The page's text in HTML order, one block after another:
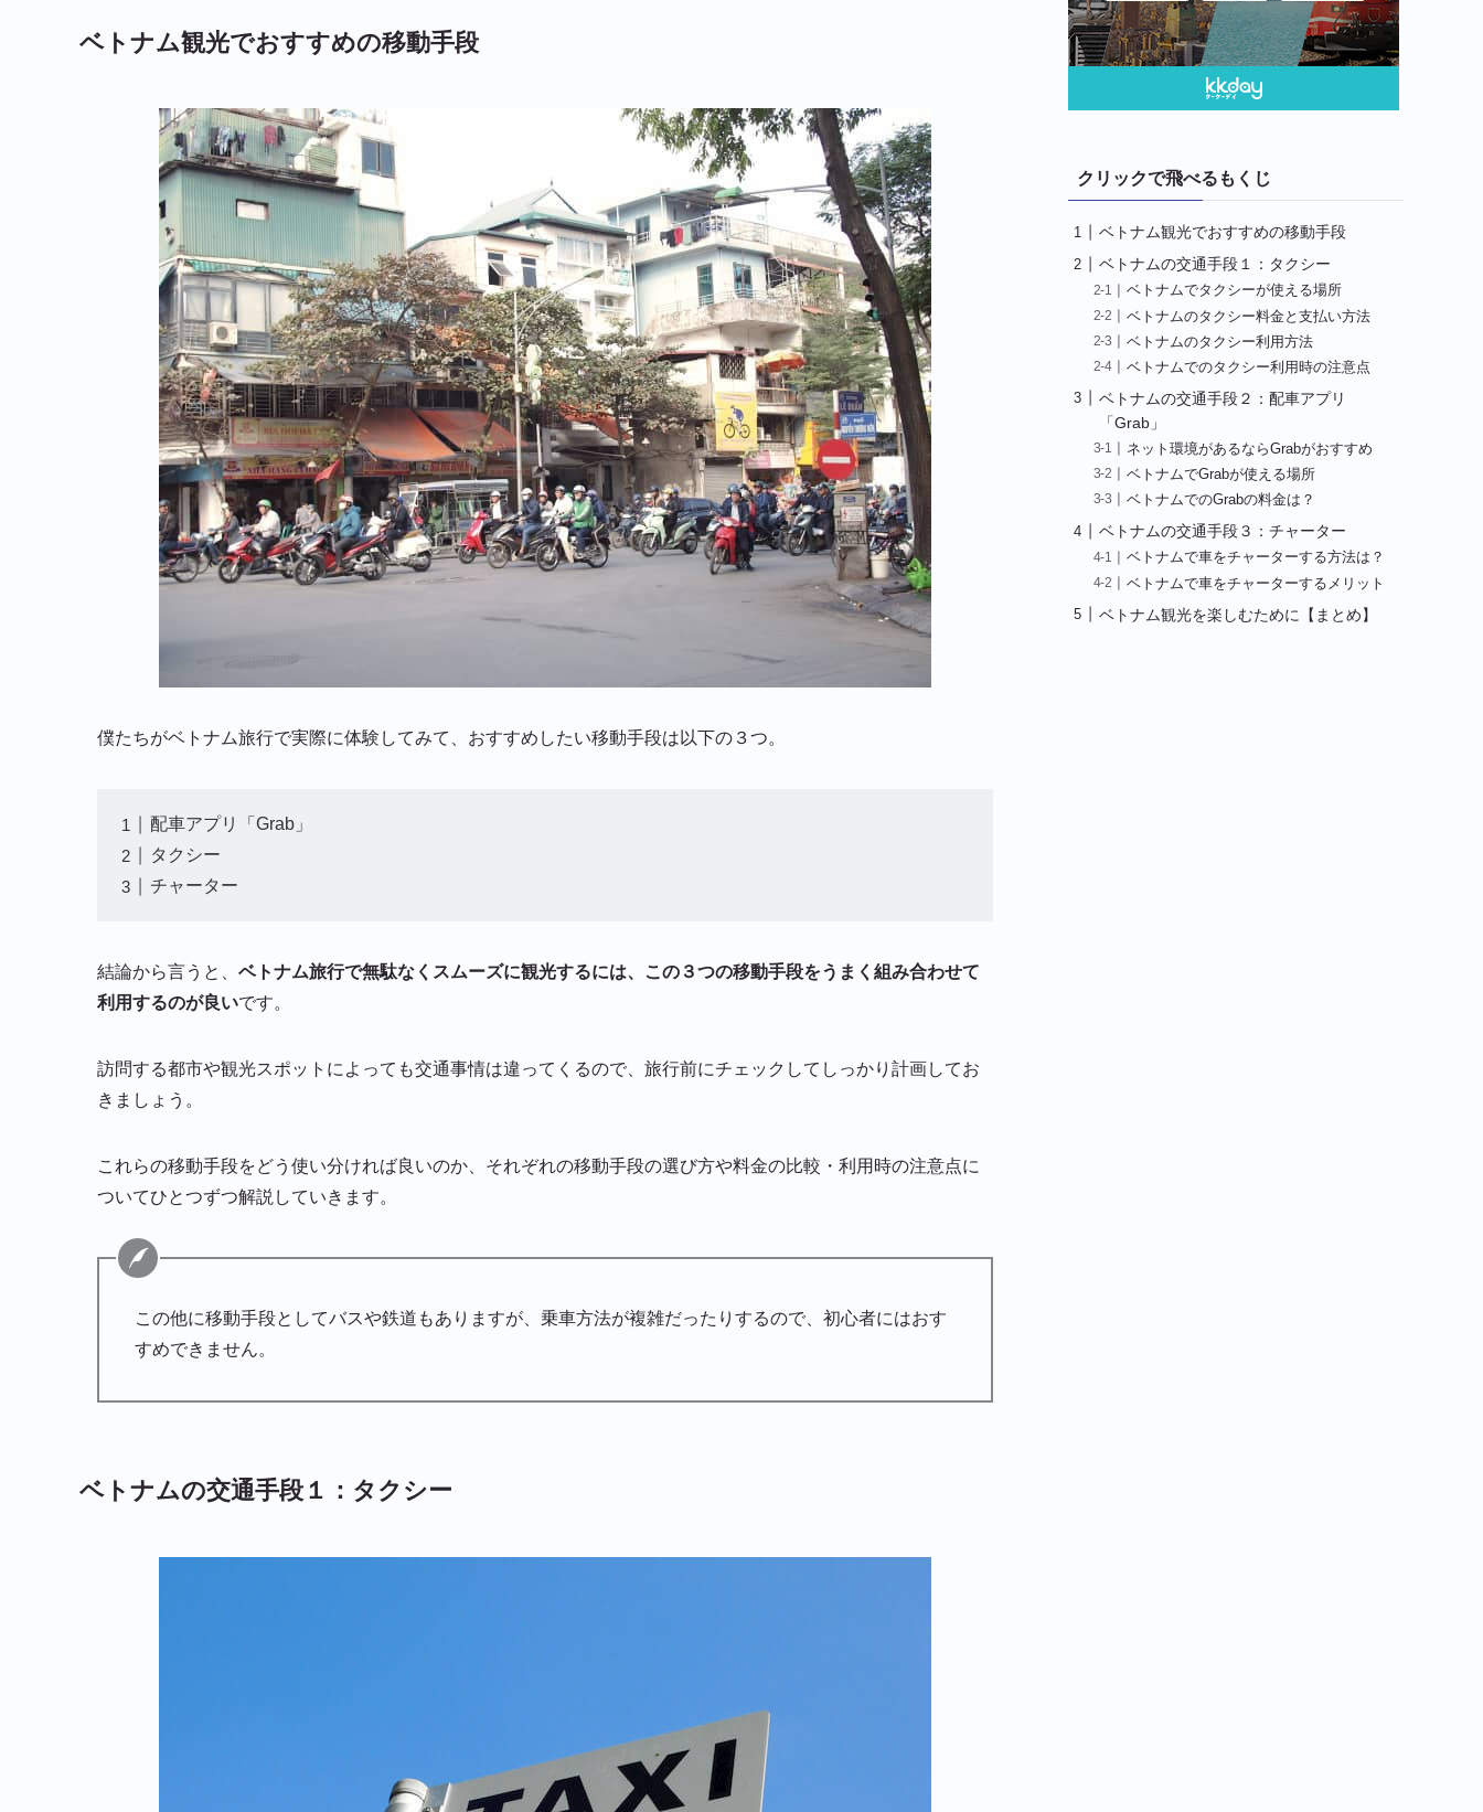
ベトナム観光でおすすめの移動手段
僕たちがベトナム旅行で実際に体験してみて、おすすめしたい移動手段は以下の３つ。
配車アプリ「Grab」
タクシー
チャーター
結論から言うと、 ベトナム旅行で無駄なくスムーズに観光するには、この３つの移動手段をうまく組み合わせて
利用するのが良いです。
訪問する都市や観光スポットによっても交通事情は違ってくるので、旅行前にチェックしてしっかり計画してお
きましょう。
これらの移動手段をどう使い分ければ良いのか、それぞれの移動手段の選び方や料金の比較・利用時の注意点に
ついてひとつずつ解説していきます。
この他に移動手段としてバスや鉄道もありますが、乗車方法が複雑だったりするので、初心者にはおす
すめできません。
ベトナムの交通手段１：タクシー
クリックで飛べるもくじ
ベトナム観光でおすすめの移動手段
ベトナムの交通手段１：タクシー
ベトナムでタクシーが使える場所
ベトナムのタクシー料金と支払い方法
ベトナムのタクシー利用方法
ベトナムでのタクシー利用時の注意点
ベトナムの交通手段２：配車アプリ
「Grab」
ネット環境があるならGrabがおすすめ
ベトナムでGrabが使える場所
ベトナムでのGrabの料金は？
ベトナムの交通手段３：チャーター
ベトナムで車をチャーターする方法は？
ベトナムで車をチャーターするメリット
ベトナム観光を楽しむために【まとめ】